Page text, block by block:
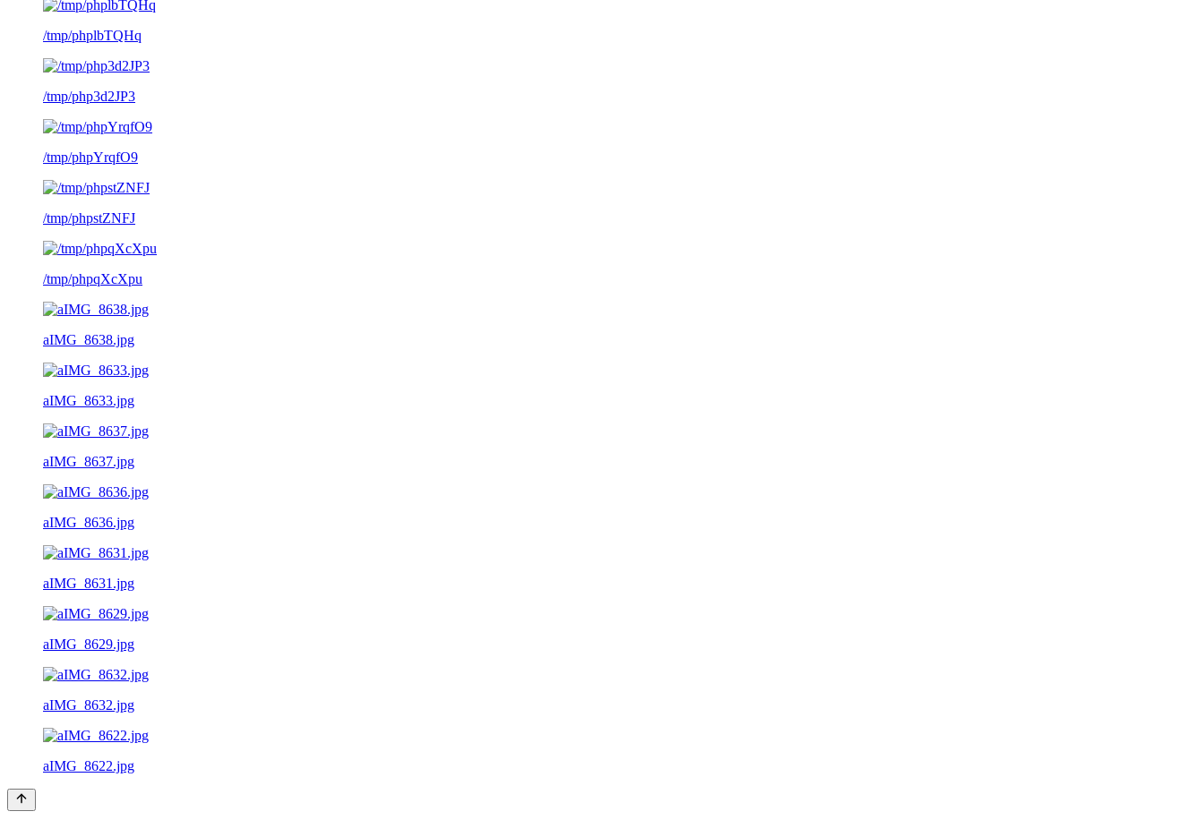
/tmp/phplbTQHq
/tmp/php3d2JP3
/tmp/phpYrqfO9
/tmp/phpstZNFJ
/tmp/phpqXcXpu
aIMG_8638.jpg
aIMG_8633.jpg
aIMG_8637.jpg
aIMG_8636.jpg
aIMG_8631.jpg
aIMG_8629.jpg
aIMG_8632.jpg
aIMG_8622.jpg